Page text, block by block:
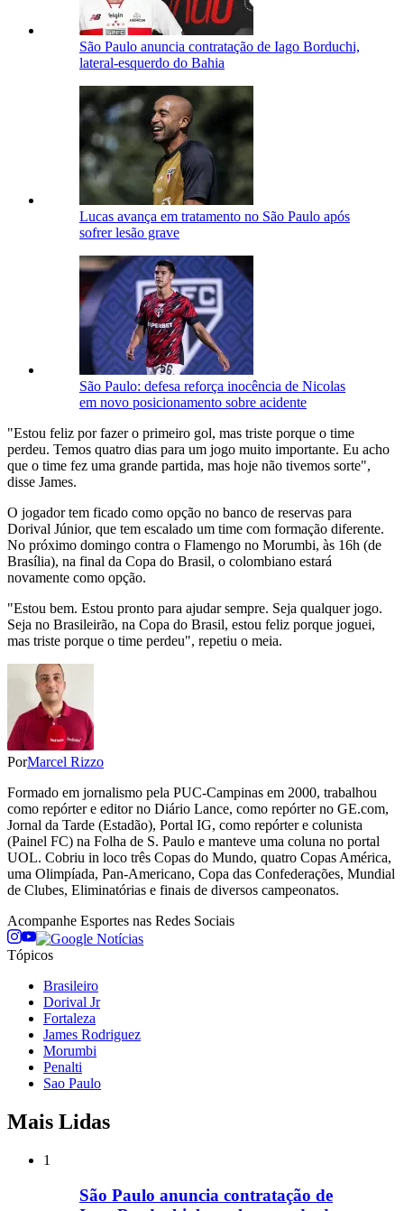
São Paulo anuncia contratação de Iago Borduchi,
lateral-esquerdo do Bahia
Lucas avança em tratamento no São Paulo após
sofrer lesão grave
São Paulo: defesa reforça inocência de Nicolas
em novo posicionamento sobre acidente
"Estou feliz por fazer o primeiro gol, mas triste porque o time
perdeu. Temos quatro dias para um jogo muito importante. Eu acho
que o time fez uma grande partida, mas hoje não tivemos sorte",
disse James.
O jogador tem ficado como opção no banco de reservas para
Dorival Júnior, que tem escalado um time com formação diferente.
No próximo domingo contra o Flamengo no Morumbi, às 16h (de
Brasília), na final da Copa do Brasil, o colombiano estará
novamente como opção.
"Estou bem. Estou pronto para ajudar sempre. Seja qualquer jogo.
Seja no Brasileirão, na Copa do Brasil, estou feliz porque joguei,
mas triste porque o time perdeu", repetiu o meia.
PorMarcel Rizzo
Formado em jornalismo pela PUC-Campinas em 2000, trabalhou
como repórter e editor no Diário Lance, como repórter no GE.com,
Jornal da Tarde (Estadão), Portal IG, como repórter e colunista
(Painel FC) na Folha de S. Paulo e manteve uma coluna no portal
UOL. Cobriu in loco três Copas do Mundo, quatro Copas América,
uma Olimpíada, Pan-Americano, Copa das Confederações, Mundial
de Clubes, Eliminatórias e finais de diversos campeonatos.
Acompanhe Esportes nas Redes Sociais
Tópicos
Brasileiro
Dorival Jr
Fortaleza
James Rodriguez
Morumbi
Penalti
Sao Paulo
Mais Lidas
1
São Paulo anuncia contratação de